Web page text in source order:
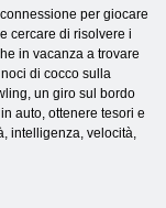
per giocare
cercare di risolvere i
in vacanza a trovare
di cocco sulla
un giro sul bordo
auto, ottenere tesori e
intelligenza, velocità,